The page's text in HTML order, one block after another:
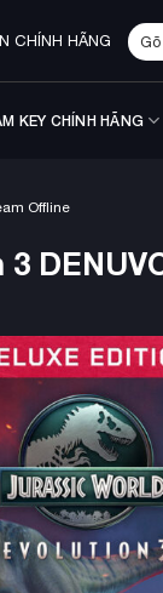
CHÍNH HÃNG
Tìm
kiếm:
KEY CHÍNH HÃNG
Offline